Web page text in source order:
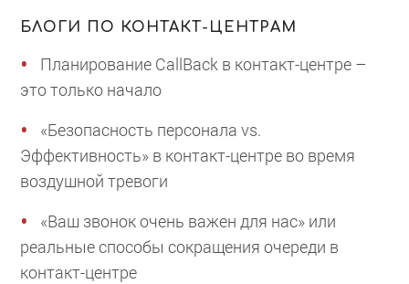
БЛОГИ ПО КОНТАКТ-ЦЕНТРАМ
Планирование CallBack в контакт-центре –
это только начало
«Безопасность персонала vs.
Эффективность» в контакт-центре во время
воздушной тревоги
«Ваш звонок очень важен для нас» или
реальные способы сокращения очереди в
контакт-центре